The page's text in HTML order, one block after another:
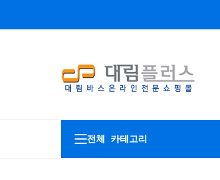
전체 카테고리